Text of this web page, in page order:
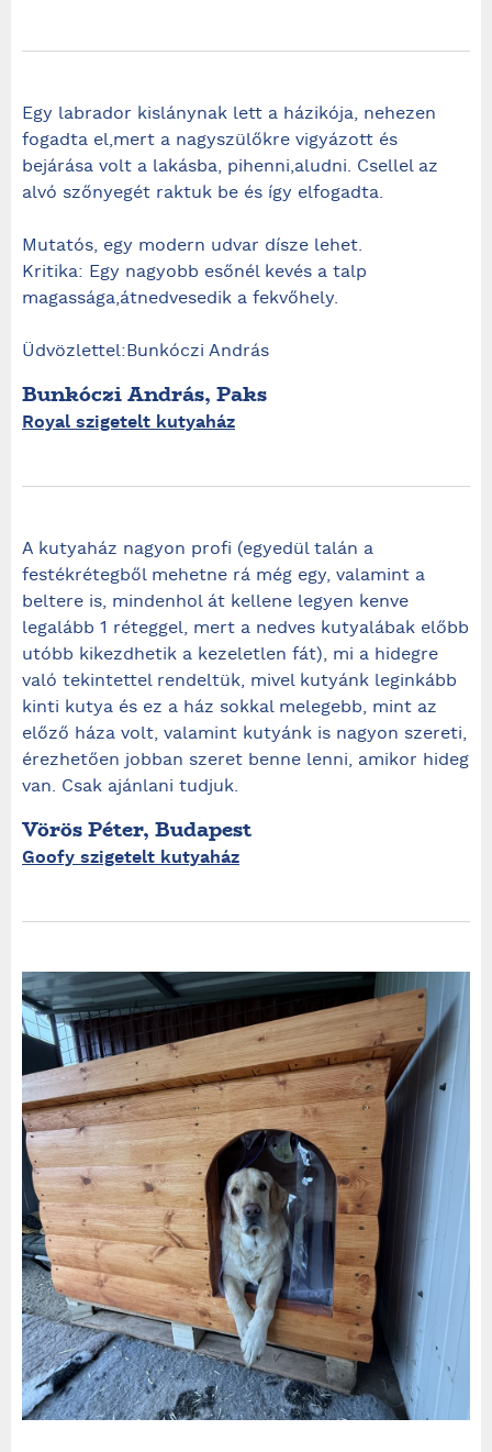
Egy labrador kislánynak lett a házikója, nehezen
fogadta el,mert a nagyszülőkre vigyázott és
bejárása volt a lakásba, pihenni,aludni. Csellel az
alvó szőnyegét raktuk be és így elfogadta.
Mutatós, egy modern udvar dísze lehet.
Kritika: Egy nagyobb esőnél kevés a talp
magassága,átnedvesedik a fekvőhely.
Üdvözlettel:Bunkóczi András
Bunkóczi András, Paks
Royal szigetelt kutyaház
A kutyaház nagyon profi (egyedül talán a
festékrétegből mehetne rá még egy, valamint a
beltere is, mindenhol át kellene legyen kenve
legalább 1 réteggel, mert a nedves kutyalábak előbb
utóbb kikezdhetik a kezeletlen fát), mi a hidegre
való tekintettel rendeltük, mivel kutyánk leginkább
kinti kutya és ez a ház sokkal melegebb, mint az
előző háza volt, valamint kutyánk is nagyon szereti,
érezhetően jobban szeret benne lenni, amikor hideg
van. Csak ajánlani tudjuk.
Vörös Péter, Budapest
Goofy szigetelt kutyaház